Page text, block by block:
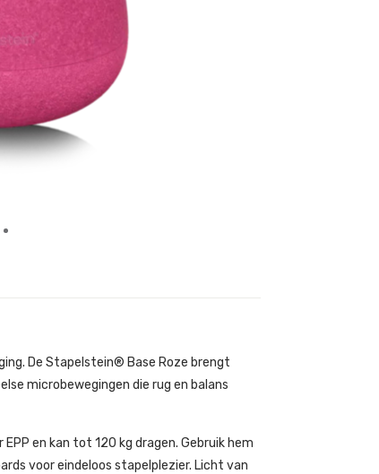
De Stapelstein® Base Roze brengt
microbewegingen die rug en balans
en kan tot 120 kg dragen. Gebruik hem
voor eindeloos stapelplezier. Licht van